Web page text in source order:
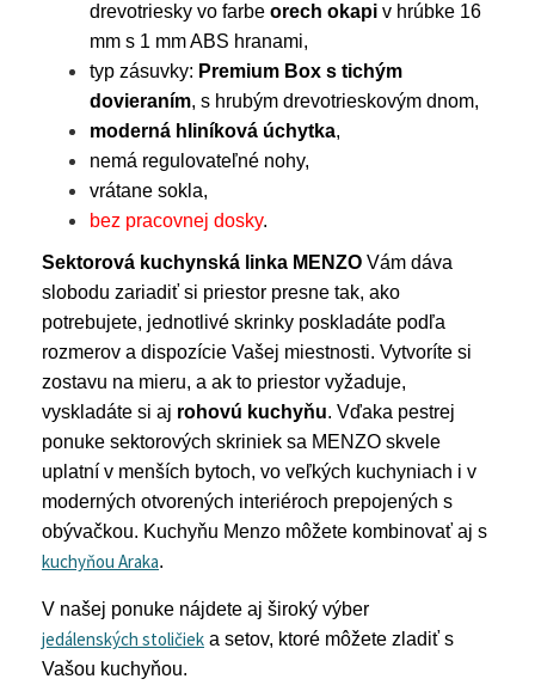
drevotriesky vo farbe orech okapi v hrúbke 16
mm s 1 mm ABS hranami,
typ zásuvky: Premium Box s tichým
dovieraním, s hrubým drevotrieskovým dnom,
moderná hliníková úchytka,
nemá regulovateľné nohy,
vrátane sokla,
bez pracovnej dosky.
Sektorová kuchynská linka MENZO Vám dáva
slobodu zariadiť si priestor presne tak, ako
potrebujete, jednotlivé skrinky poskladáte podľa
rozmerov a dispozície Vašej miestnosti. Vytvoríte si
zostavu na mieru, a ak to priestor vyžaduje,
vyskladáte si aj rohovú kuchyňu. Vďaka pestrej
ponuke sektorových skriniek sa MENZO skvele
uplatní v menších bytoch, vo veľkých kuchyniach i v
moderných otvorených interiéroch prepojených s
obývačkou. Kuchyňu Menzo môžete kombinovať aj s
kuchyňou Araka.
V našej ponuke nájdete aj široký výber
jedálenských stoličiek a setov, ktoré môžete zladiť s
Vašou kuchyňou.